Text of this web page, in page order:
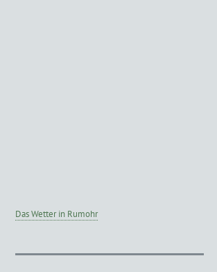
Das Wetter in Rumohr